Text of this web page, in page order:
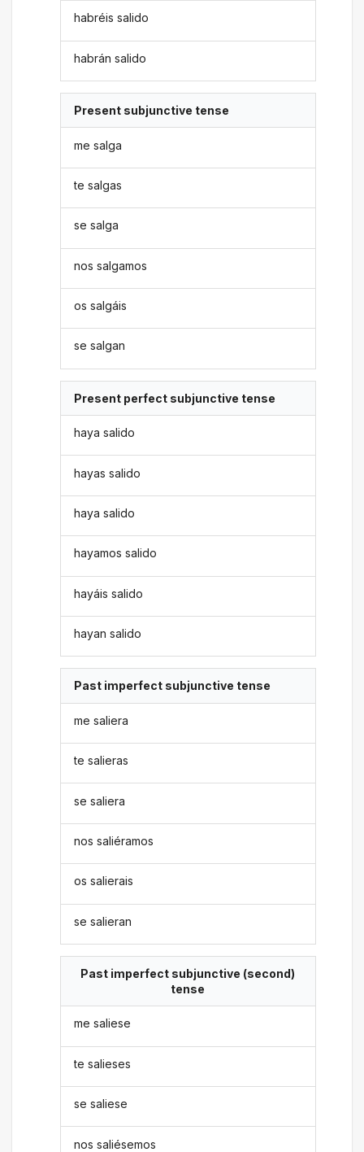
habréis salido
habrán salido
Present subjunctive tense
me salga
te salgas
se salga
nos salgamos
os salgáis
se salgan
Present perfect subjunctive tense
haya salido
hayas salido
haya salido
hayamos salido
hayáis salido
hayan salido
Past imperfect subjunctive tense
me saliera
te salieras
se saliera
nos saliéramos
os salierais
se salieran
Past imperfect subjunctive (second)
tense
me saliese
te salieses
se saliese
nos saliésemos